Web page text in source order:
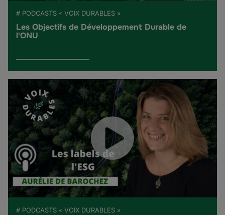
# PODCASTS « VOIX DURABLES »
Les Objectifs de Développement Durable de
l'ONU
# PODCASTS « VOIX DURABLES »